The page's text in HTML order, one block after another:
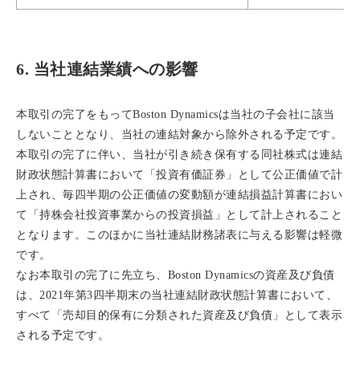
6. 当社連結業績への影響
本取引の完了をもってBoston Dynamicsは当社の子会社に該当
しないこととなり、当社の連結対象から除外される予定です。
本取引の完了に伴い、当社が引き続き保有する同社株式は連結
財政状態計算書において「投資有価証券」として公正価値で計
上され、毎四半期の公正価値の変動額が連結損益計算書におい
て「持株会社投資事業からの投資損益」として計上されること
となります。このほかに当社連結財務諸表に与える影響は軽微
です。
なお本取引の完了に先立ち、Boston Dynamicsの資産及び負債
は、2021年第3四半期末の当社連結財政状態計算書において、
すべて「売却目的保有に分類された資産及び負債」として表示
される予定です。